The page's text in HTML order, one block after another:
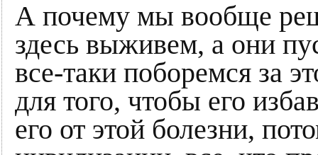
А почему мы вообще
здесь выживем, а они
все-таки поборемся за
для того, чтобы его
его от этой болезни,